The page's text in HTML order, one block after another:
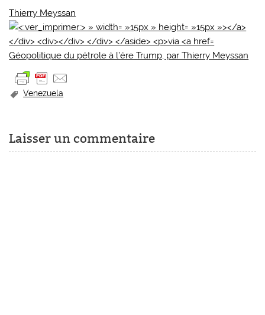
Thierry Meyssan
Géopolitique du pétrole à l’ére Trump, par Thierry Meyssan
Venezuela
Laisser un commentaire